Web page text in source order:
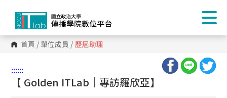
首頁 /單位成員 / 歷屆助理
::::::
【 Golden ITLab｜專訪羅欣亞】